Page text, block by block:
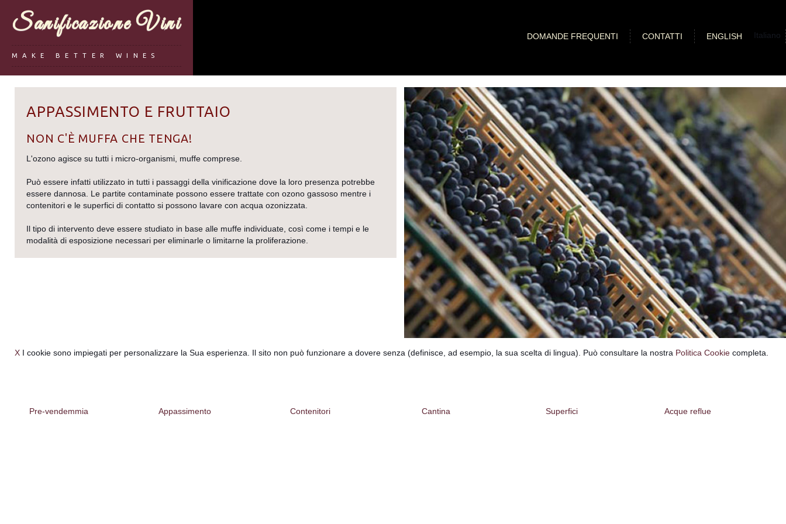
Sanificazione Vini
MAKE BETTER WINES
DOMANDE FREQUENTI CONTATTI Italiano
ENGLISH
APPASSIMENTO E FRUTTAIO
NON C'È MUFFA CHE TENGA!
L'ozono agisce su tutti i micro-organismi, muffe comprese.
Può essere infatti utilizzato in tutti i passaggi della vinificazione dove la loro presenza potrebbe
essere dannosa. Le partite contaminate possono essere trattate con ozono gassoso mentre i
contenitori e le superfici di contatto si possono lavare con acqua ozonizzata.
Il tipo di intervento deve essere studiato in base alle muffe individuate, così come i tempi e le
modalità di esposizione necessari per eliminarle o limitarne la proliferazione.
X I cookie sono impiegati per personalizzare la Sua esperienza. Il sito non può funzionare a dovere senza (definisce, ad esempio, la sua scelta di lingua). Può consultare la nostra Politica Cookie completa.
Pre-vendemmia Appassimento Contenitori Cantina Superfici Acque reflue